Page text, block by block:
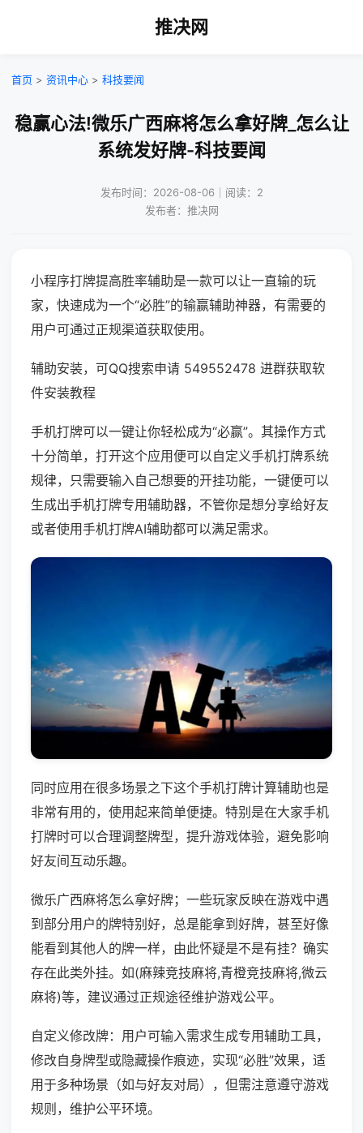
推决网
首页 > 资讯中心 > 科技要闻
稳赢心法!微乐广西麻将怎么拿好牌_怎么让
系统发好牌-科技要闻
发布时间：2026-08-06｜阅读：2
发布者：推决网
小程序打牌提高胜率辅助是一款可以让一直输的玩
家，快速成为一个“必胜”的输赢辅助神器，有需要的
用户可通过正规渠道获取使用。
辅助安装，可QQ搜索申请 549552478 进群获取软
件安装教程
手机打牌可以一键让你轻松成为“必赢”。其操作方式
十分简单，打开这个应用便可以自定义手机打牌系统
规律，只需要输入自己想要的开挂功能，一键便可以
生成出手机打牌专用辅助器，不管你是想分享给好友
或者使用手机打牌AI辅助都可以满足需求。
同时应用在很多场景之下这个手机打牌计算辅助也是
非常有用的，使用起来简单便捷。特别是在大家手机
打牌时可以合理调整牌型，提升游戏体验，避免影响
好友间互动乐趣。
微乐广西麻将怎么拿好牌；一些玩家反映在游戏中遇
到部分用户的牌特别好，总是能拿到好牌，甚至好像
能看到其他人的牌一样，由此怀疑是不是有挂？确实
存在此类外挂。如(麻辣竞技麻将,青橙竞技麻将,微云
麻将)等，建议通过正规途径维护游戏公平。
自定义修改牌：用户可输入需求生成专用辅助工具，
修改自身牌型或隐藏操作痕迹，实现“必胜”效果，适
用于多种场景（如与好友对局），但需注意遵守游戏
规则，维护公平环境。